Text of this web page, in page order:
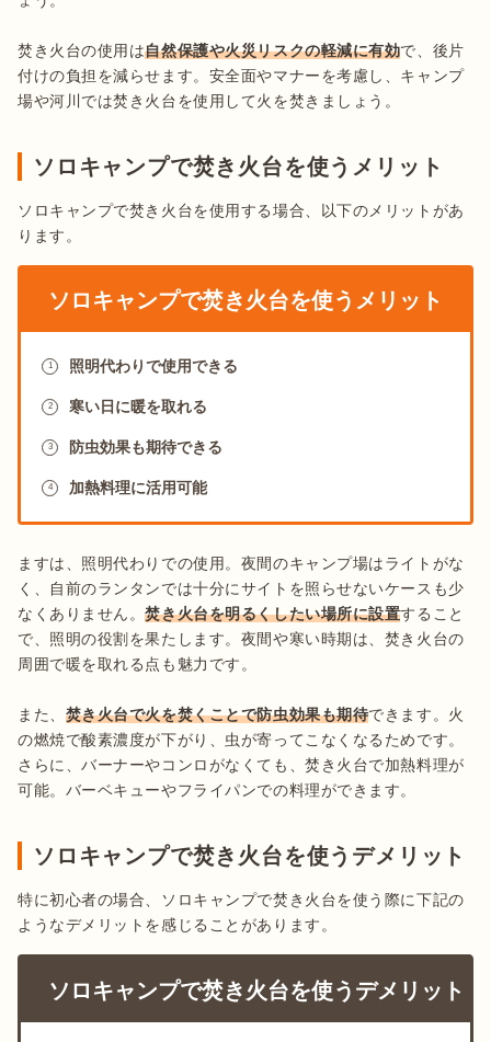
焚き火台の使用は自然保護や火災リスクの軽減に有効で、後片
付けの負担を減らせます。安全面やマナーを考慮し、キャンプ
場や河川では焚き火台を使用して火を焚きましょう。
ソロキャンプで焚き火台を使うメリット
ソロキャンプで焚き火台を使用する場合、以下のメリットがあ
ります。
ソロキャンプで焚き火台を使うメリット
1 照明代わりで使用できる
2 寒い日に暖を取れる
3 防虫効果も期待できる
4 加熱料理に活用可能
ますは、照明代わりでの使用。夜間のキャンプ場はライトがな
く、自前のランタンでは十分にサイトを照らせないケースも少
なくありません。焚き火台を明るくしたい場所に設置すること
で、照明の役割を果たします。夜間や寒い時期は、焚き火台の
周囲で暖を取れる点も魅力です。
また、 焚き火台で火を焚くことで防虫効果も期待できます。火
の燃焼で酸素濃度が下がり、虫が寄ってこなくなるためです。
さらに、バーナーやコンロがなくても、焚き火台で加熱料理が
可能。バーベキューやフライパンでの料理ができます。
ソロキャンプで焚き火台を使うデメリット
特に初心者の場合、ソロキャンプで焚き火台を使う際に下記の
ソロキャンプで焚き火台を使うデメリット